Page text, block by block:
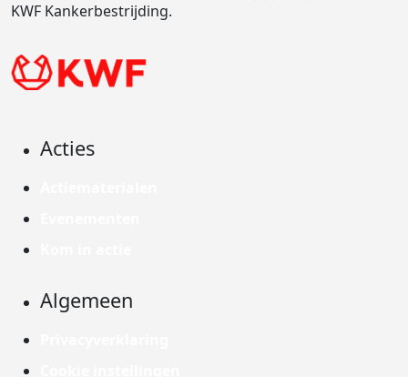
KWF Kankerbestrijding.
Acties
Algemeen